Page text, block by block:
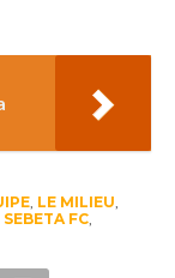
, LE MILIEU
SEBETA FC,